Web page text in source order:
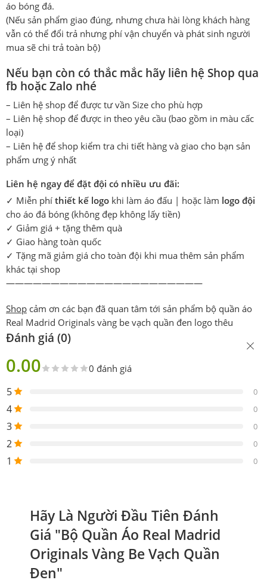
áo bóng đá.
(Nếu sản phẩm giao đúng, nhưng chưa hài lòng khách hàng
vẫn có thể đổi trả nhưng phí vận chuyển và phát sinh người
mua sẽ chi trả toàn bộ)
Nếu bạn còn có thắc mắc hãy liên hệ Shop qua
fb hoặc Zalo nhé
– Liên hệ shop để được tư vần Size cho phù hợp
– Liên hệ shop để được in theo yêu cầu (bao gồm in màu cấc
loại)
– Liên hệ để shop kiểm tra chi tiết hàng và giao cho bạn sản
phẩm ưng ý nhất
Liên hệ ngay để đặt đội có nhiều ưu đãi:
✓ Miễn phí thiết kế logo khi làm áo đấu | hoặc làm logo đội
cho áo đá bóng (không đẹp không lấy tiền)
✓ Giảm giá + tặng thêm quà
✓ Giao hàng toàn quốc
✓ Tặng mã giảm giá cho toàn đội khi mua thêm sản phẩm
khác tại shop
——————————————————————
Shop cảm ơn các bạn đã quan tâm tới sản phẩm bộ quần áo
Real Madrid Originals vàng be vạch quần đen logo thêu
Đánh giá (0)
0.00 0 đánh giá
5 0
4 0
3 0
2 0
1 0
Hãy Là Người Đầu Tiên Đánh
Giá "Bộ Quần Áo Real Madrid
Originals Vàng Be Vạch Quần
Đen"